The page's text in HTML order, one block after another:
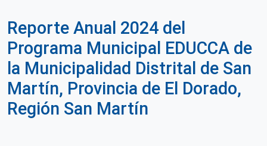
Reporte Anual 2024 del
Programa Municipal EDUCCA de
la Municipalidad Distrital de San
Martín, Provincia de El Dorado,
Región San Martín